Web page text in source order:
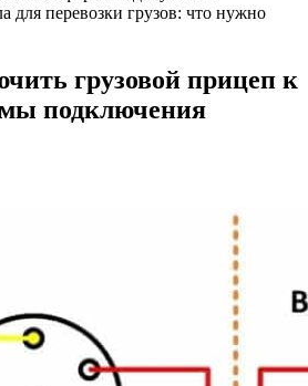
для перевозки грузов: что нужно
грузовой прицеп к
подключения